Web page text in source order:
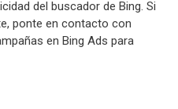
del buscador de Bing. Si
ponte en contacto con
en Bing Ads para